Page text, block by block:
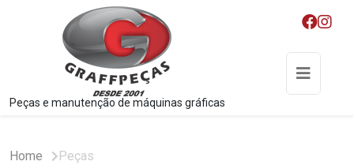
Peças e manutenção de máquinas gráficas
Home Peças